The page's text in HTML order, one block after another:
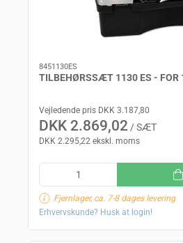
8451130ES
TILBEHØRSSÆT 1130 ES - FOR
Vejledende pris DKK 3.187,80
DKK 2.869,02 / SÆT
DKK 2.295,22 ekskl. moms
Fjernlager, ca. 7-8 dages levering
Erhvervskunde? Husk at login!